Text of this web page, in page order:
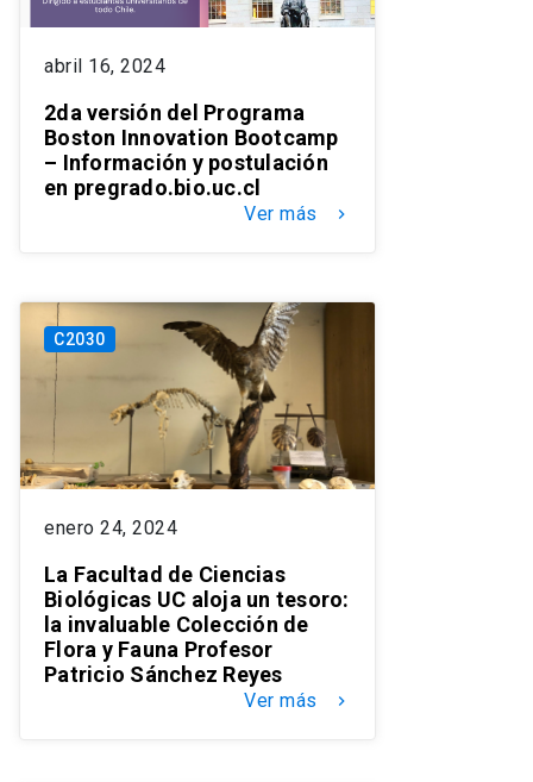
abril 16, 2024
2da versión del Programa
Boston Innovation Bootcamp
– Información y postulación
en pregrado.bio.uc.cl
Ver más keyboard_arrow_right
C2030
enero 24, 2024
La Facultad de Ciencias
Biológicas UC aloja un tesoro:
la invaluable Colección de
Flora y Fauna Profesor
Patricio Sánchez Reyes
Ver más keyboard_arrow_right